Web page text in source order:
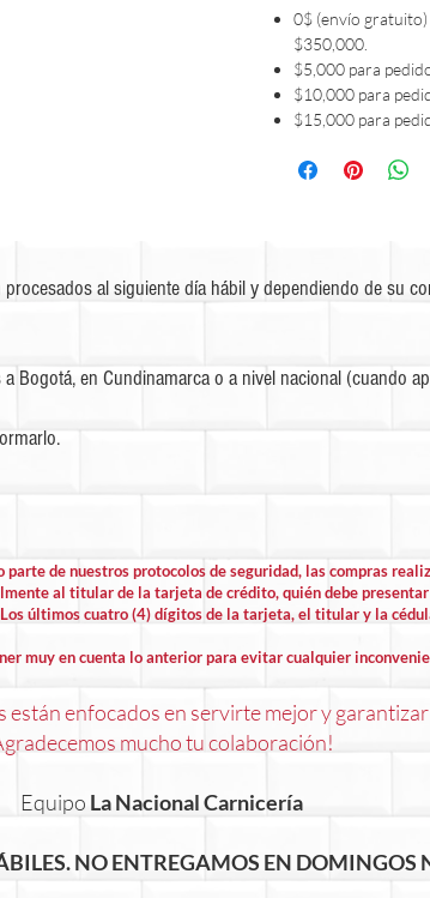
0$ (envío gratuito)
$350,000.
$5,000 para
$10,000 para
$15,000 para
procesados al siguiente día hábil y dependiendo de su
Bogotá, en Cundinamarca o a nivel nacional (cuando
de nuestros protocolos de seguridad, las compras
al titular de la tarjeta de crédito, quién debe
últimos cuatro (4) dígitos de la tarjeta, el titular y la
muy en cuenta lo anterior para evitar cualquier
están enfocados en servirte mejor y
mucho tu colaboración!
Equipo La Nacional Carnicería
NO ENTREGAMOS EN DOMINGOS